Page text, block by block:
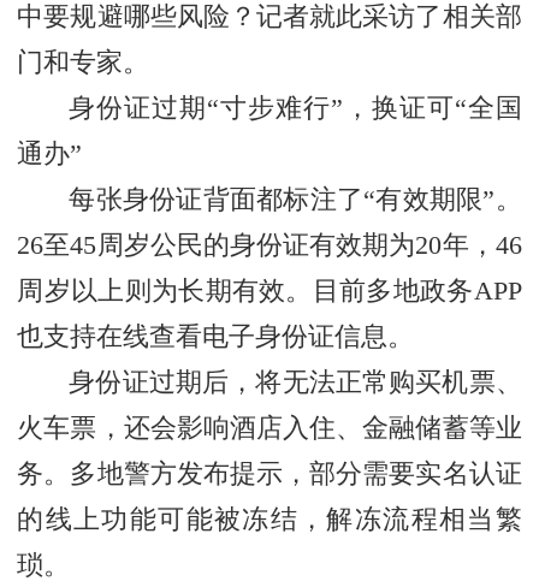
中要规避哪些风险？记者就此采访了相关部
门和专家。
身份证过期“寸步难行”，换证可“全国
通办”
每张身份证背面都标注了“有效期限”。
26至45周岁公民的身份证有效期为20年，46
周岁以上则为长期有效。目前多地政务APP
也支持在线查看电子身份证信息。
身份证过期后，将无法正常购买机票、
火车票，还会影响酒店入住、金融储蓄等业
务。多地警方发布提示，部分需要实名认证
的线上功能可能被冻结，解冻流程相当繁
琐。